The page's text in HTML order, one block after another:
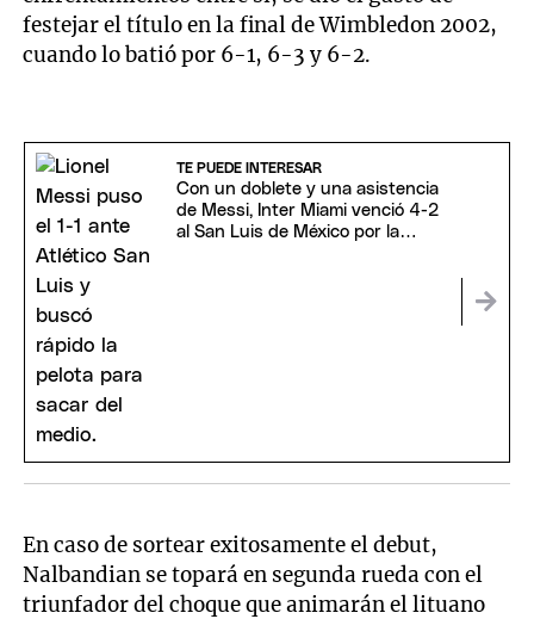
festejar el título en la final de Wimbledon 2002,
cuando lo batió por 6-1, 6-3 y 6-2.
TE PUEDE INTERESAR
Con un doblete y una asistencia
de Messi, Inter Miami venció 4-2
al San Luis de México por la
En caso de sortear exitosamente el debut,
Nalbandian se topará en segunda rueda con el
triunfador del choque que animarán el lituano